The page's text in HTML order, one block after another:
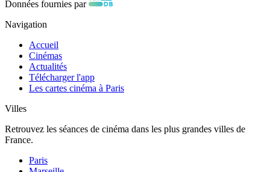
Données fournies par
Navigation
Accueil
Cinémas
Actualités
Télécharger l'app
Les cartes cinéma à Paris
Villes
Retrouvez les séances de cinéma dans les plus grandes villes de
France.
Paris